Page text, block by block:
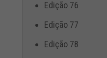
Edição 76
Edição 77
Edição 78